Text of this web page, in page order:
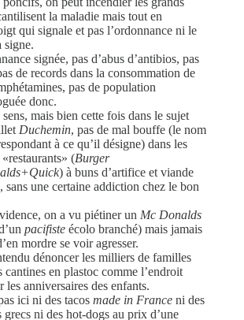
la maladie mais tout en
qui signale et pas l’ordonnance ni le
signe.
signée, pas d’abus d’antibios, pas
de records dans la consommation de
pas de population
donc.
mais bien cette fois dans le sujet
Duchemin, pas de mal bouffe (le nom
à ce qu’il désigne) dans les
(Burger
) à buns d’artifice et viande
sans une certaine addiction chez le bon
on a vu piétiner un Mc Donalds
pacifiste écolo branché) mais jamais
mordre se voir agresser.
dénoncer les milliers de familles
cantines en plastoc comme l’endroit
les anniversaires des enfants.
ici ni des tacos made in France ni des
grecs ni des hot-dogs au prix d’une